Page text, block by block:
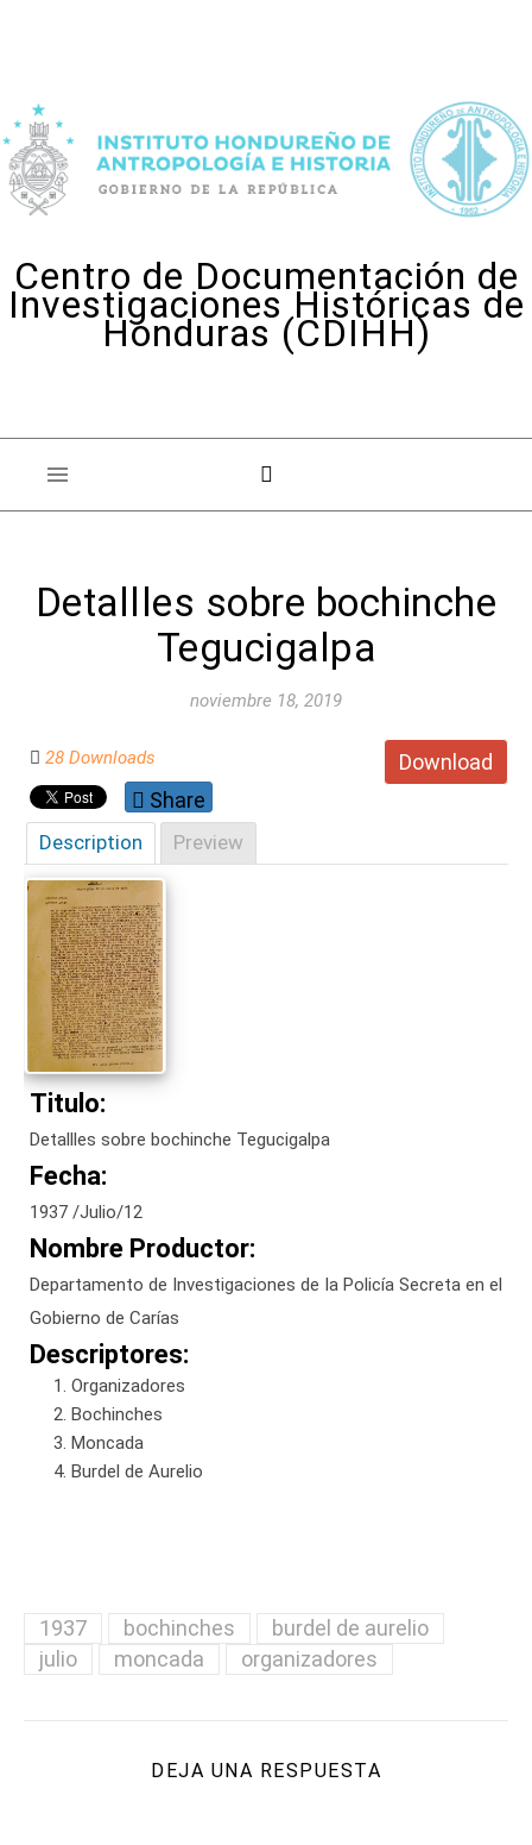
Centro de Documentación de
Investigaciones Históricas de
Honduras (CDIHH)
Detallles sobre bochinche
Tegucigalpa
noviembre 18, 2019
Download
28 Downloads
Share
Description Preview
Titulo:
Detallles sobre bochinche Tegucigalpa
Fecha:
1937 /Julio/12
Nombre Productor:
Departamento de Investigaciones de la Policía Secreta en el
Gobierno de Carías
Descriptores:
Organizadores
Bochinches
Moncada
Burdel de Aurelio
1937 bochinches
burdel de aurelio
julio
moncada organizadores
DEJA UNA RESPUESTA